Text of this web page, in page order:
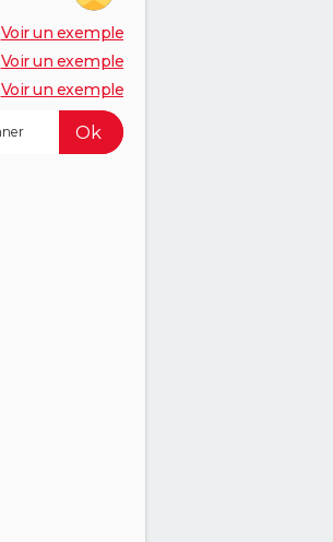
Voir un exemple
Voir un exemple
Voir un exemple